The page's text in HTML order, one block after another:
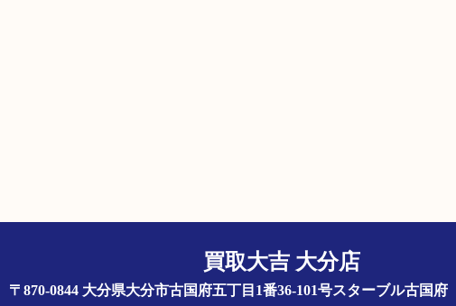
買取大吉 大分店
〒870-0844 大分県大分市古国府五丁目1番36-101号スターブル古国府